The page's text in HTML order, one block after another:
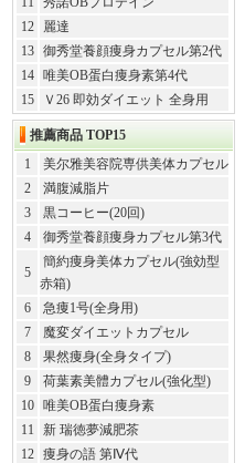
12
麗達
13
御秀堂養顔痩身カプセル第2代
14
唯美OB蛋白痩身素第4代
15
Ｖ26 即効ダイエット 全身用
推薦商品 TOP15
1
美尔雅美容院専供美体カプセル
2
満腹減脂片
3
黒コーヒー(20回)
4
御秀堂養顔痩身カプセル第3代
5
簡約痩身美体カプセル(強効型
赤箱)
6
急痩1号(全身用)
7
魔変ダイエットカプセル
8
果然痩身(全身タイプ)
9
荷葉素美體カプセル(強化型)
10
唯美OB蛋白痩身素
11
新 瑞徳夢減肥茶
12
痩身の語 第Ⅳ代